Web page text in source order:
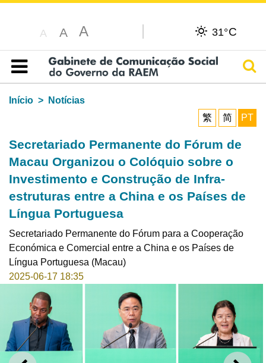
A A A 31°C
Índice
Início
Notícias
繁
简 PT
Secretariado Permanente do Fórum de
Macau Organizou o Colóquio sobre o
Investimento e Construção de Infra-
estruturas entre a China e os Países de
Língua Portuguesa
Secretariado Permanente do Fórum para a Cooperação
Económica e Comercial entre a China e os Países de
Língua Portuguesa (Macau)
2025-06-17 18:35